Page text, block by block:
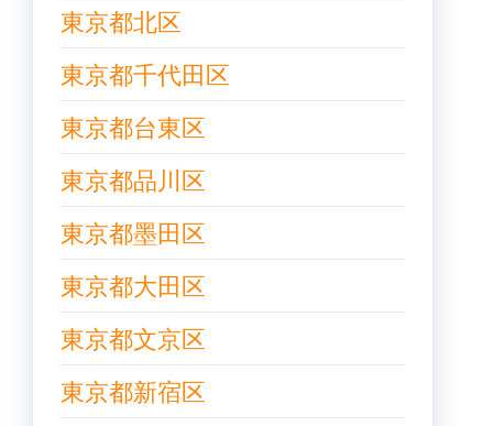
東京都北区
東京都千代田区
東京都台東区
東京都品川区
東京都墨田区
東京都大田区
東京都文京区
東京都新宿区